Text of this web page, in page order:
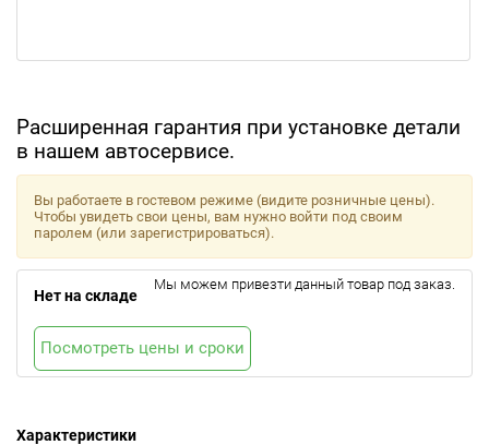
Расширенная гарантия при установке детали
в нашем автосервисе.
Характеристики
Вы работаете в гостевом режиме (видите розничные цены).
Чтобы увидеть свои цены, вам нужно войти под своим
паролем (или зарегистрироваться).
Нет на складе
Мы можем привезти данный товар под заказ.
Посмотреть цены и сроки